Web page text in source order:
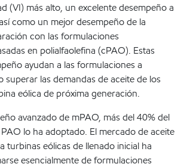
(VI) más alto, un excelente desempeño a
como un mejor desempeño de la
con las formulaciones
en polialfaolefina (cPAO). Estas
ayudan a las formulaciones a
superar las demandas de aceite de los
eólica de próxima generación.
avanzado de mPAO, más del 40% del
lo ha adoptado. El mercado de aceite
turbinas eólicas de llenado inicial ha
esencialmente de formulaciones